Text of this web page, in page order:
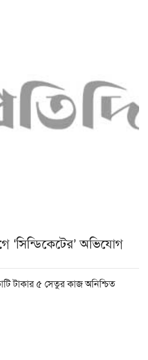
‘সিন্ডিকেটের’ অভিযোগ
টাকার ৫ সেতুর কাজ অনিশ্চিত